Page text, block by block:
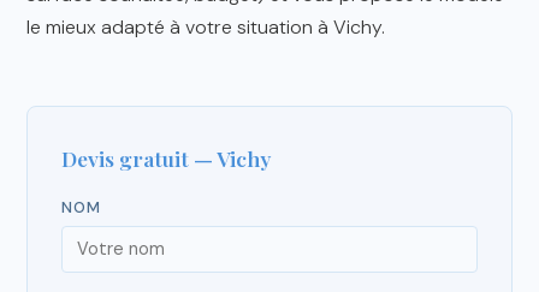
le mieux adapté à votre situation à Vichy.
Devis gratuit — Vichy
NOM